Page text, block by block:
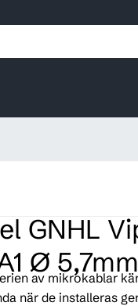
GNHL
Ø
av mikrokablar
när de installeras